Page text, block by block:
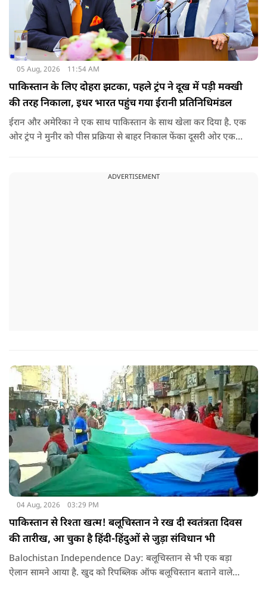
05 Aug, 2026 11:54 AM
पाकिस्तान के लिए दोहरा झटका, पहले ट्रंप ने दूख में पड़ी मक्खी
की तरह निकाला, इधर भारत पहुंच गया ईरानी प्रतिनिधिमंडल
ईरान और अमेरिका ने एक साथ पाकिस्तान के साथ खेला कर दिया है. एक
ओर ट्रंप ने मुनीर को पीस प्रक्रिया से बाहर निकाल फेंका दूसरी ओर एक
ADVERTISEMENT
04 Aug, 2026 03:29 PM
पाकिस्तान से रिश्ता खत्म! बलूचिस्तान ने रख दी स्वतंत्रता दिवस
की तारीख, आ चुका है हिंदी-हिंदुओं से जुड़ा संविधान भी
Balochistan Independence Day: बलूचिस्तान से भी एक बड़ा
ऐलान सामने आया है. खुद को रिपब्लिक ऑफ बलूचिस्तान बताने वाले